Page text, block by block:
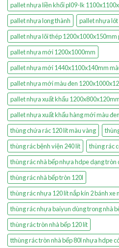
pallet nhựa liền khối pl09-lk
pallet nhựa long thành
pallet nhựa lót
pallet nhựa lõi thép 1200x1000x150mm
pallet nhựa mới 1200x1000mm
pallet nhựa mới 1440x1100x140mm
pallet nhựa mới màu đen
pallet nhựa xuất khẩu
pallet nhựa xuất khẩu hàng mới màu
thùng chứa rác 120 lít màu vàng
thùng rác bệnh viện 240 lít
thùng rác
thùng rác nhà bếp nhựa hdpe dạng tròn
thùng rác nhà bếp tròn 120l
thùng rác nhựa 120 lít nắp kín 2 bánh xe
thùng rác nhựa baiyun dùng trong nhà
thùng rác tròn nhà bếp 120 lít
tthùng rác tròn nhà bếp 80l nhựa hdpe